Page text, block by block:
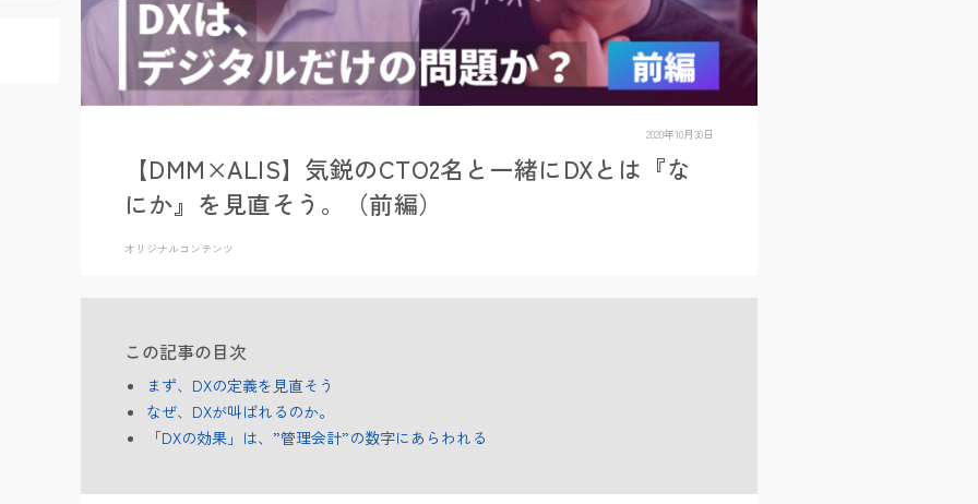
2020年10月30日
【DMM×ALIS】気鋭のCTO2名と一緒にDXとは『な
にか』を見直そう。（前編）
オリジナルコンテンツ
この記事の目次
まず、DXの定義を見直そう
なぜ、DXが叫ばれるのか。
「DXの効果」は、”管理会計”の数字にあらわれる